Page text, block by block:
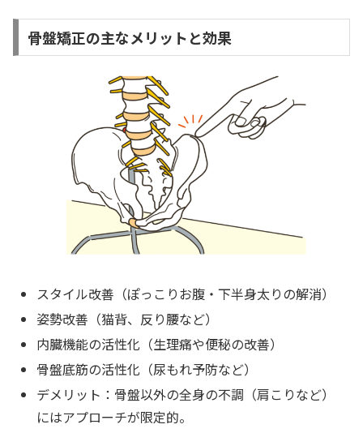
骨盤矯正の主なメリットと効果
スタイル改善（ぽっこりお腹・下半身太りの解消）
姿勢改善（猫背、反り腰など）
内臓機能の活性化（生理痛や便秘の改善）
骨盤底筋の活性化（尿もれ予防など）
デメリット：骨盤以外の全身の不調（肩こりなど）
にはアプローチが限定的。